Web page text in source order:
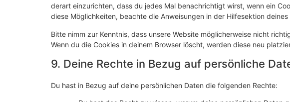
derart einzurichten, dass du jedes Mal benachrichtigt wirst, wenn ein
diese Möglichkeiten, beachte die Anweisungen in der Hilfesektion deines
Bitte nimm zur Kenntnis, dass unsere Website möglicherweise nicht
Wenn du die Cookies in deinem Browser löscht, werden diese neu
9. Deine Rechte in Bezug auf persönliche
Du hast in Bezug auf deine persönlichen Daten die folgenden Rechte: